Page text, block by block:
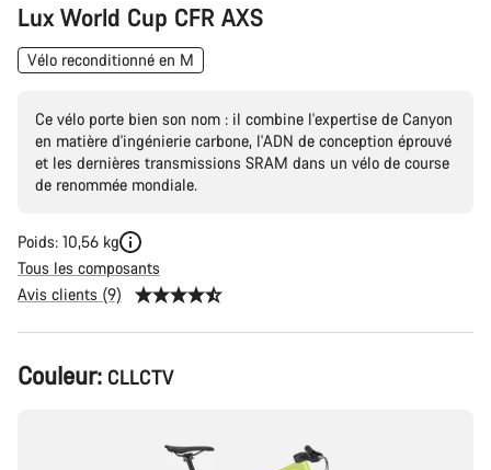
Lux World Cup CFR AXS
Vélo reconditionné en M
Ce vélo porte bien son nom : il combine l'expertise de Canyon
en matière d'ingénierie carbone, l'ADN de conception éprouvé
et les dernières transmissions SRAM dans un vélo de course
de renommée mondiale.
Poids: 10,56 kg
Tous les composants
Avis clients (9)
Configuration
du
Couleur: CLLCTV